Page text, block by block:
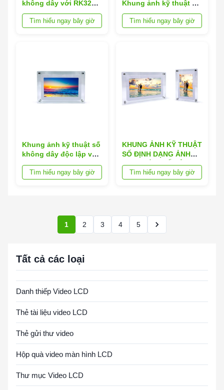
không dây với RK3266
CPU bốn lõi, Màn hình
LCD và iOS Android
Tìm hiểu ngay bây giờ
Khung ảnh kỹ thuật số
không dây kết hợp
Bơm chân không
Tìm hiểu ngay bây giờ
Khung ảnh kỹ thuật số
không dây độc lập với
định dạng ảnh PNG,
được thiết kế để dễ
Tìm hiểu ngay bây giờ
KHUNG ẢNH KỸ THUẬT
SỐ ĐỊNH DẠNG ẢNH
JPEG VỚI CHẾ ĐỘ
TRÌNH CHIẾU ẢNH CÓ
Tìm hiểu ngay bây giờ
1 2 3 4 5
Tất cả các loại
Danh thiếp Video LCD
Thẻ tài liệu video LCD
Thẻ gửi thư video
Hộp quà video màn hình LCD
Thư mục Video LCD